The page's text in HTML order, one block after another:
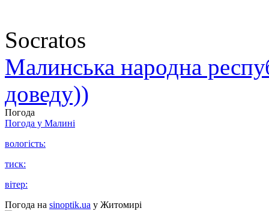
Socratos
Малинська народна
доведу))
Погода
Погода у Малині
вологість:
тиск:
вітер:
Погода на sinoptik.ua у Житомирі